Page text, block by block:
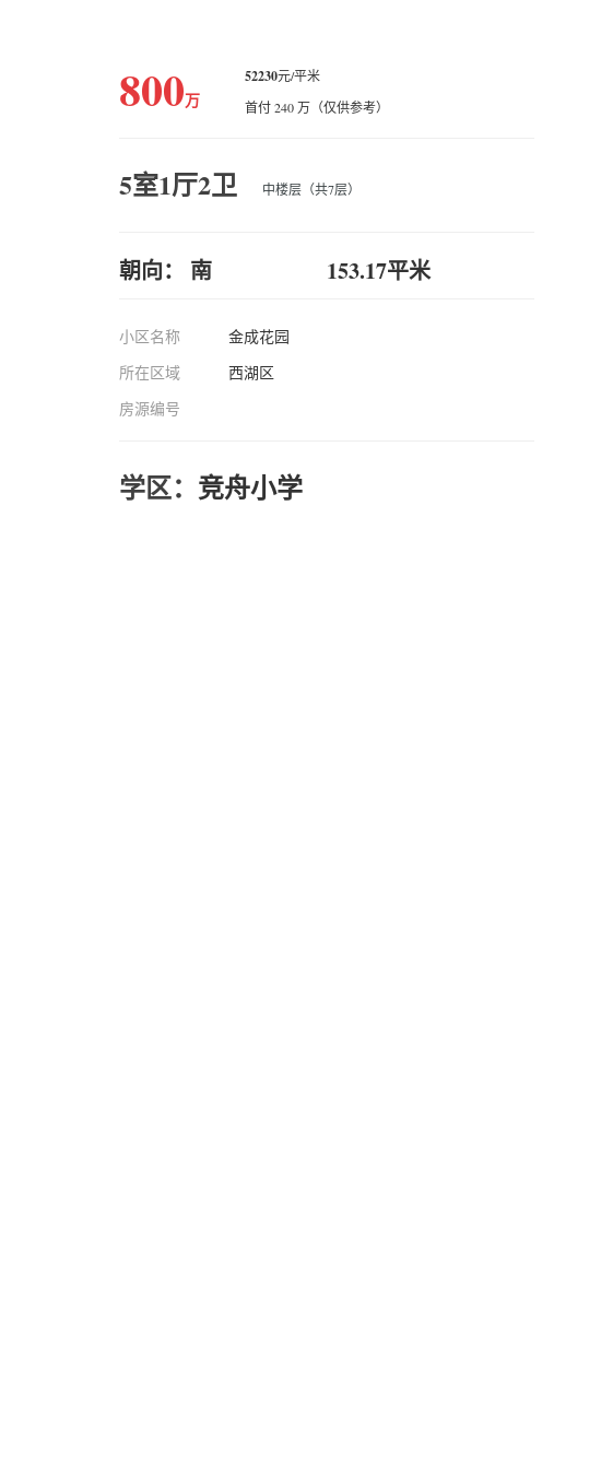
800万
52230元/平米
首付 240 万（仅供参考）
5室1厅2卫 中楼层（共7层）
朝向： 南 153.17平米
小区名称
金成花园
所在区域
西湖区
房源编号
学区： 竞舟小学